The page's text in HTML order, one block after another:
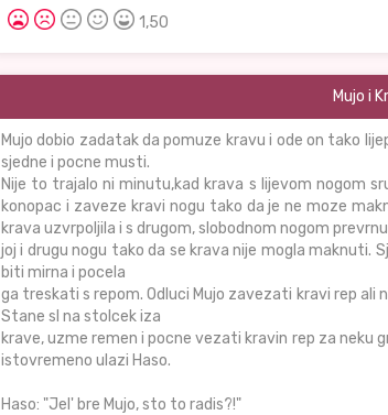
1,50
Mujo i
Mujo dobio zadatak da pomuze kravu i ode on tako
sjedne i pocne musti.
Nije to trajalo ni minutu,kad krava s lijevom nogom
konopac i zaveze kravi nogu tako da je ne moze
krava uzvrpoljila i s drugom, slobodnom nogom
joj i drugu nogu tako da se krava nije mogla maknuti.
biti mirna i pocela
ga treskati s repom. Odluci Mujo zavezati kravi rep ali
Stane sI na stolcek iza
krave, uzme remen i pocne vezati kravin rep za neku
istovremeno ulazi Haso.
Haso: "Jel' bre Mujo, sto to radis?!"